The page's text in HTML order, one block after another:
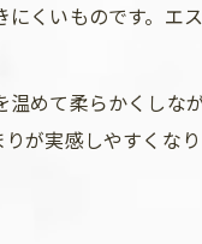
くいものです。エ
めて柔らかくしな
が実感しやすくなり